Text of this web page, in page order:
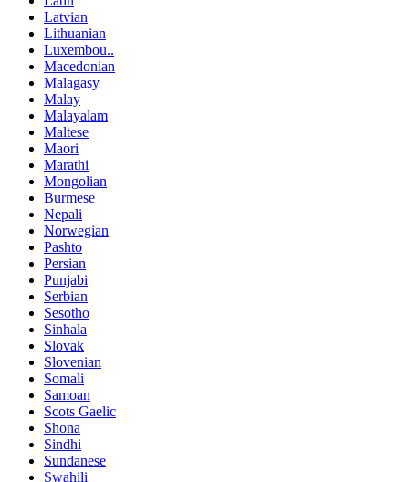
Latvian
Lithuanian
Luxembou..
Macedonian
Malagasy
Malay
Malayalam
Maltese
Maori
Marathi
Mongolian
Burmese
Nepali
Norwegian
Pashto
Persian
Punjabi
Serbian
Sesotho
Sinhala
Slovak
Slovenian
Somali
Samoan
Scots Gaelic
Shona
Sindhi
Sundanese
Swahili